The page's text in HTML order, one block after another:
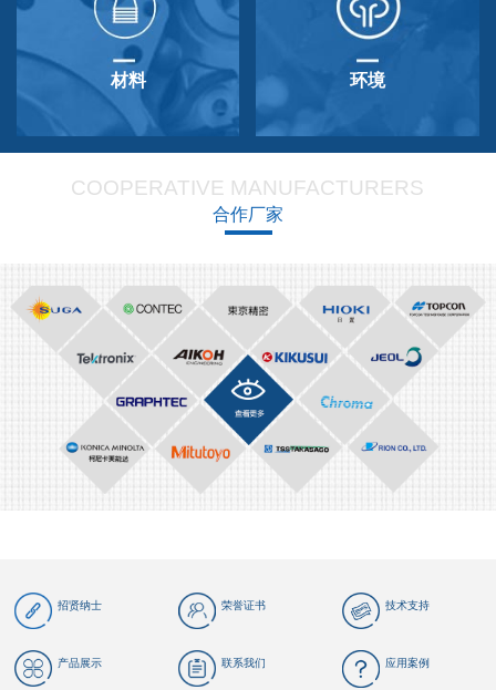
材料 环境
COOPERATIVE MANUFACTURERS
合作厂家
招贤纳士 荣誉证书 技术支持
产品展示 联系我们 应用案例